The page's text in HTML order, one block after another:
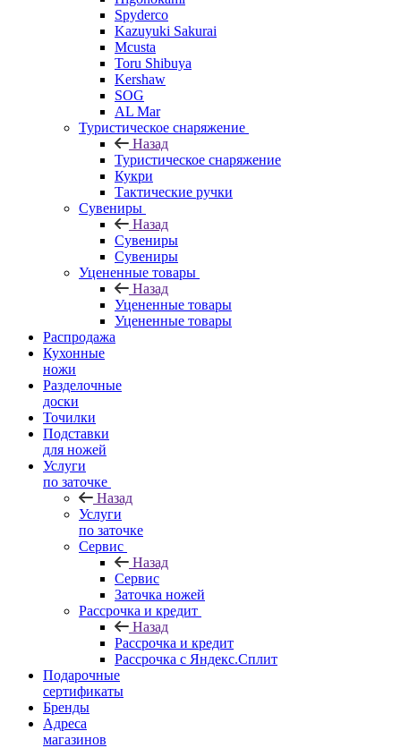
Spyderco
Kazuyuki Sakurai
Mcusta
Toru Shibuya
Kershaw
SOG
AL Mar
Туристическое снаряжение
Назад
Туристическое снаряжение
Кукри
Тактические ручки
Сувениры
Назад
Сувениры
Сувениры
Уцененные товары
Назад
Уцененные товары
Уцененные товары
Распродажа
Кухонные
ножи
Разделочные
доски
Точилки
Подставки
для ножей
Услуги
по заточке
Назад
Услуги
по заточке
Сервис
Назад
Сервис
Заточка ножей
Рассрочка и кредит
Назад
Рассрочка и кредит
Рассрочка с Яндекс.Сплит
Подарочные
сертификаты
Бренды
Адреса
магазинов